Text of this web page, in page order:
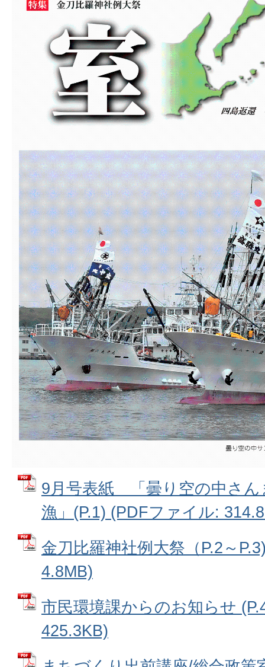
9月号表紙 「曇り空の中さん
漁」(P.1) (PDFファイル:
金刀比羅神社例大祭（P.2～
4.8MB)
市民環境課からのお知らせ
425.3KB)